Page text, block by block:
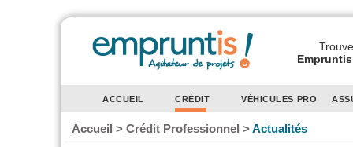
ACCUEIL CRÉDIT VÉHICULES PRO
Accueil > Crédit Professionnel >Actualités